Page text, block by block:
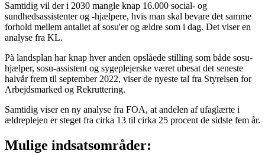
Samtidig vil der i 2030 mangle knap 16.000 social- og
sundhedsassistenter og -hjælpere, hvis man skal bevare det samme
forhold mellem antallet af sosu'er og ældre som i dag. Det viser en
analyse fra KL.
På landsplan har knap hver anden opslåede stilling som både sosu-
hjælper, sosu-assistent og sygeplejerske været ubesat det seneste
halvår frem til september 2022, viser de nyeste tal fra Styrelsen for
Arbejdsmarked og Rekruttering.
Samtidig viser en ny analyse fra FOA, at andelen af ufaglærte i
ældreplejen er steget fra cirka 13 til cirka 25 procent de sidste fem år.
Mulige indsatsområder: